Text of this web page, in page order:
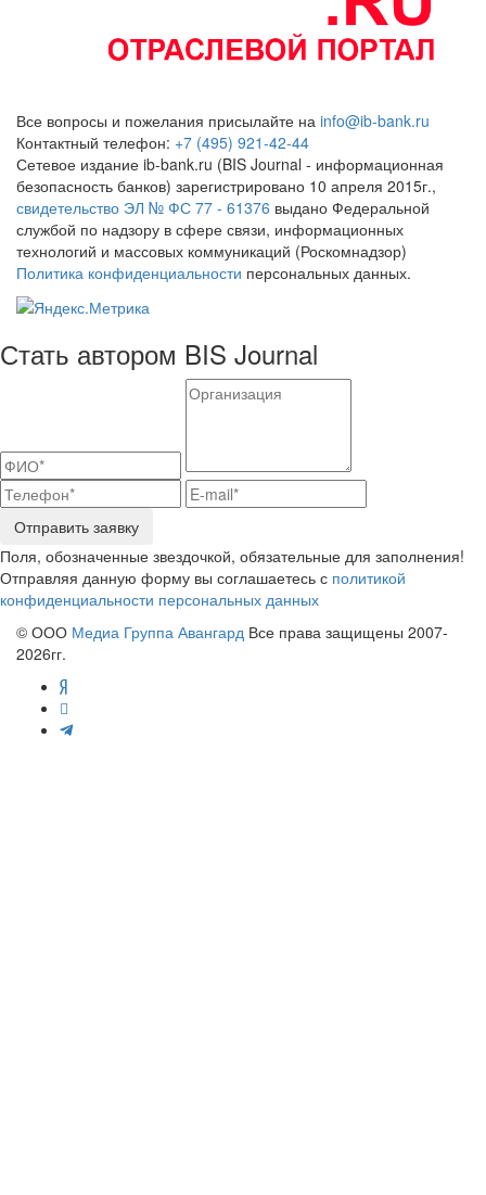
Все вопросы и пожелания присылайте на info@ib-bank.ru
Контактный телефон: +7 (495) 921-42-44
Сетевое издание ib-bank.ru (BIS Journal - информационная
безопасность банков) зарегистрировано 10 апреля 2015г.,
свидетельство ЭЛ № ФС 77 - 61376 выдано Федеральной
службой по надзору в сфере связи, информационных
технологий и массовых коммуникаций (Роскомнадзор)
Политика конфиденциальности персональных данных.
Стать автором BIS Journal
Отправить заявку
Поля, обозначенные звездочкой, обязательные для заполнения!
Отправляя данную форму вы соглашаетесь с политикой
конфиденциальности персональных данных
© ООО Медиа Группа Авангард Все права защищены 2007-
2026гг.